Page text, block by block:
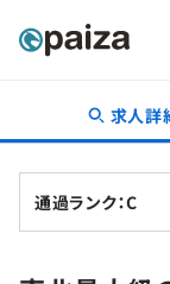
転職・キャリア
新卒就活
求人詳
通過ランク：C